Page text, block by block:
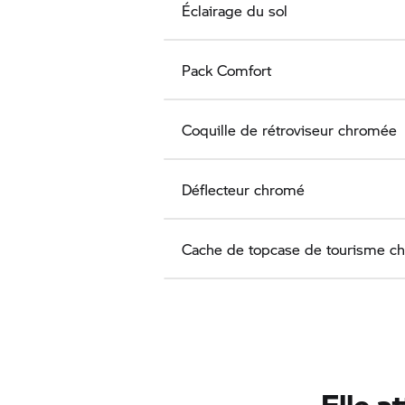
Éclairage du sol
Pack Comfort
Coquille de rétroviseur chromée
Déflecteur chromé
Cache de topcase de tourisme